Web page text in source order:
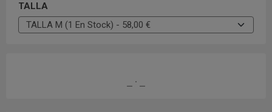
TALLA